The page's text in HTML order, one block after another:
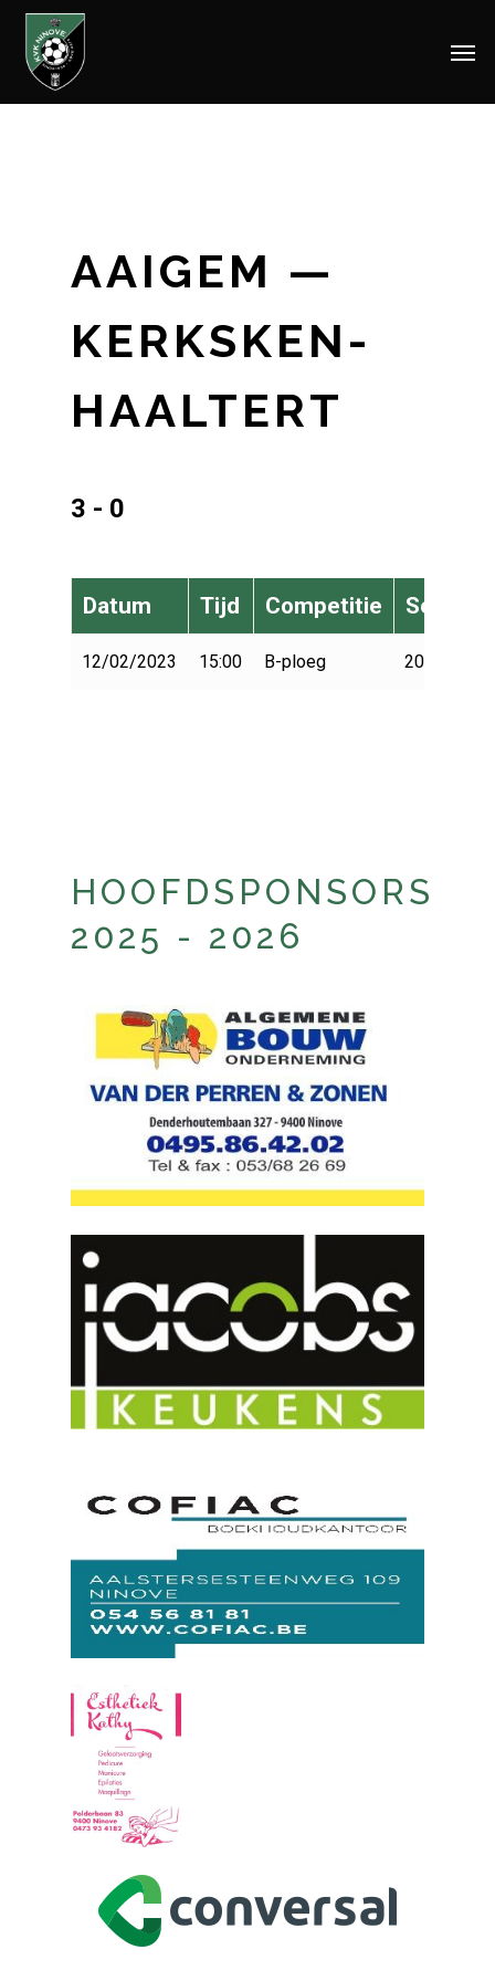
Skip
AAIGEM —
KERKSKEN-
HAALTERT
3 - 0
Datum Tijd Competitie Seizoen
12/02/2023 15:00 B-ploeg 2022-2023
HOOFDSPONSORS
2025 - 2026